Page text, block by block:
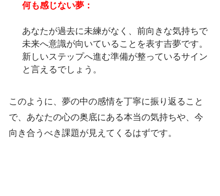
何も感じない夢：
あなたが過去に未練がなく、前向きな気持ちで
未来へ意識が向いていることを表す吉夢です。
新しいステップへ進む準備が整っているサイン
と言えるでしょう。
このように、夢の中の感情を丁寧に振り返ること
で、あなたの心の奥底にある本当の気持ちや、今
向き合うべき課題が見えてくるはずです。